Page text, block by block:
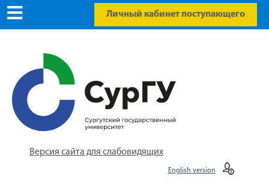
Личный кабинет поступающего
Версия сайта для слабовидящих
English version